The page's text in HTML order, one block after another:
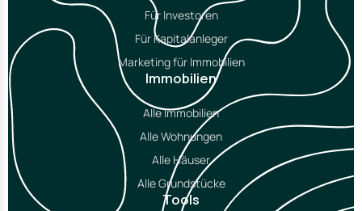
Für Investoren
Für Kapitalanleger
Marketing für Immobilien
Immobilien
Alle Immobilien
Alle Wohnungen
Alle Häuser
Alle Grundstücke
Tools